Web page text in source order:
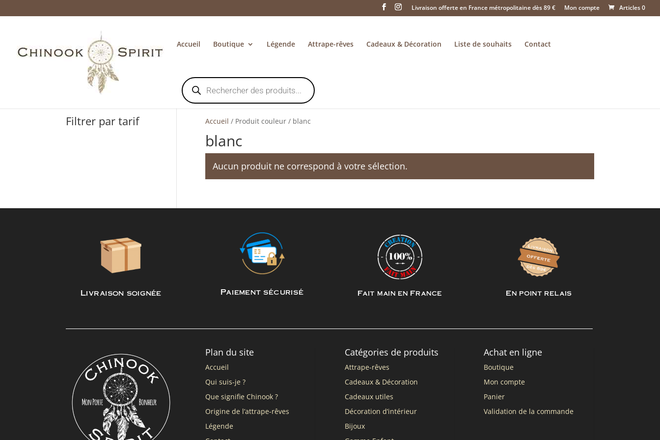
Livraison offerte en France métropolitaine dès 89 € Mon compte Articles 0
Accueil Boutique Légende Attrape-rêves Cadeaux & Décoration Liste de souhaits Contact
Recherche
de
produits
Accueil / Produit couleur/ blanc
blanc
Aucun produit ne correspond à votre sélection.
Filtrer par tarif
Livraison soignée Paiement sécurisé Fait main en France En point relais
Plan du site
Accueil
Qui suis-je ?
Que signifie Chinook ?
Origine de l’attrape-rêves
Légende
Catégories de produits
Attrape-rêves
Cadeaux & Décoration
Cadeaux utiles
Décoration d’intérieur
Bijoux
Achat en ligne
Boutique
Mon compte
Panier
Validation de la commande